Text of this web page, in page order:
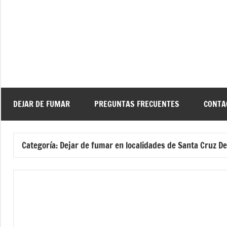
de
DEJAR DE FUMAR PREGUNTAS FRECUENTES
Categoría: Dejar de fumar en localidades de Santa Cruz